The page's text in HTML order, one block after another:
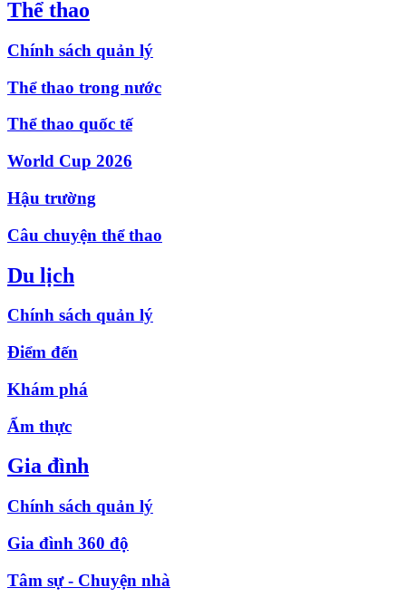
Thể thao
Chính sách quản lý
Thể thao trong nước
Thể thao quốc tế
World Cup 2026
Hậu trường
Câu chuyện thể thao
Du lịch
Chính sách quản lý
Điểm đến
Khám phá
Ẩm thực
Gia đình
Chính sách quản lý
Gia đình 360 độ
Tâm sự - Chuyện nhà